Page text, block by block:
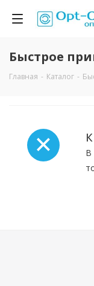
Быстрое
Главная - Каталог -
В